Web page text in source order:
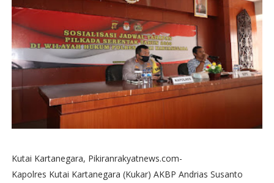
Kutai Kartanegara, Pikiranrakyatnews.com-
Kapolres Kutai Kartanegara (Kukar) AKBP Andrias Susanto